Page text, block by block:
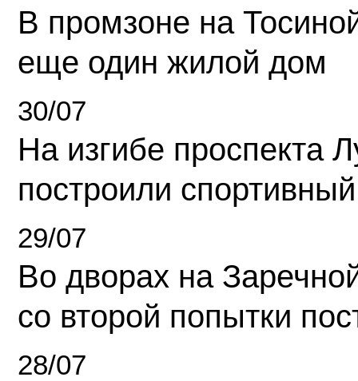
В промзоне на
еще один жилой дом
30/07
На изгибе проспекта
построили
29/07
Во дворах на
со второй попытки
28/07